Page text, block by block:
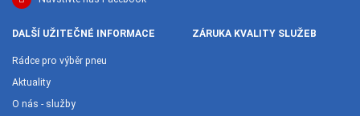
DALŠÍ UŽITEČNÉ INFORMACE
Rádce pro výběr pneu
Aktuality
O nás - služby
ZÁRUKA KVALITY SLUŽEB